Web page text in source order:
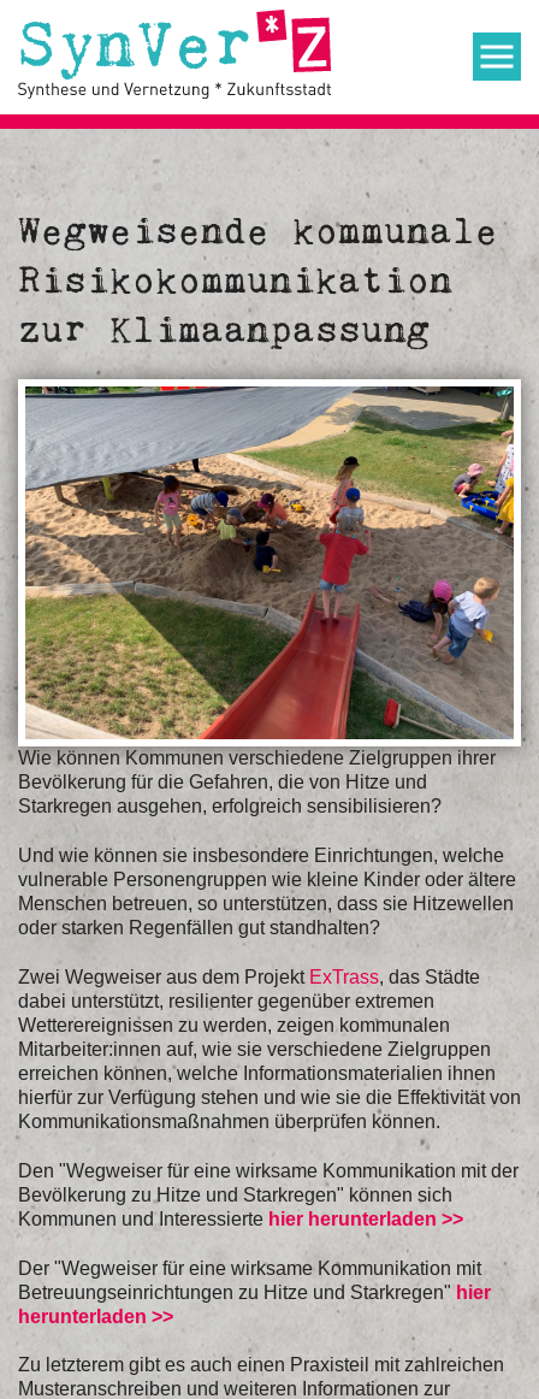
Wegweisende kommunale
Risikokommunikation
zur Klimaanpassung
Wie können Kommunen verschiedene Zielgruppen ihrer
Bevölkerung für die Gefahren, die von Hitze und
Starkregen ausgehen, erfolgreich sensibilisieren?
Und wie können sie insbesondere Einrichtungen, welche
vulnerable Personengruppen wie kleine Kinder oder ältere
Menschen betreuen, so unterstützen, dass sie Hitzewellen
oder starken Regenfällen gut standhalten?
Zwei Wegweiser aus dem Projekt ExTrass, das Städte
dabei unterstützt, resilienter gegenüber extremen
Wetterereignissen zu werden, zeigen kommunalen
Mitarbeiter:innen auf, wie sie verschiedene Zielgruppen
erreichen können, welche Informationsmaterialien ihnen
hierfür zur Verfügung stehen und wie sie die Effektivität von
Kommunikationsmaßnahmen überprüfen können.
Den "Wegweiser für eine wirksame Kommunikation mit der
Bevölkerung zu Hitze und Starkregen" können sich
Kommunen und Interessierte hier herunterladen >>
Der "Wegweiser für eine wirksame Kommunikation mit
Betreuungseinrichtungen zu Hitze und Starkregen" hier
herunterladen >>
Zu letzterem gibt es auch einen Praxisteil mit zahlreichen
Musteranschreiben und weiteren Informationen zur